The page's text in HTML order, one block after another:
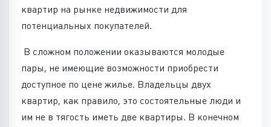
квартир на рынке недвижимости для
потенциальных покупателей.
В сложном положении оказываются молодые
пары, не имеющие возможности приобрести
доступное по цене жилье. Владельцы двух
квартир, как правило, это состоятельные люди и
им не в тягость иметь две квартиры. В конечном